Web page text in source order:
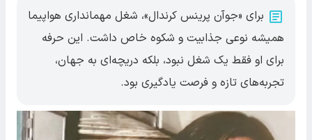
برای «جوآن پرینس کرندال»، شغل مهمانداری هواپیما
همیشه نوعی جذابیت و شکوه خاص داشت. این حرفه
برای او فقط یک شغل نبود، بلکه دریچه‌ای به جهان،
تجربه‌های تازه و فرصت یادگیری بود.